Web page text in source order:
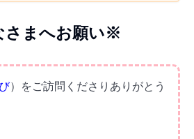
まへお願い※
）をご訪問くださりありがとう